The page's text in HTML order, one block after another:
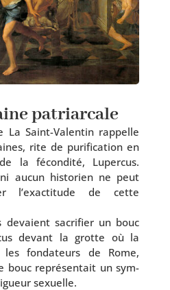
patriarcale
La Saint-Valentin rap­pelle
rite de puri­fi­ca­tion en
la fécon­di­té, Lupercus.
aucun his­to­rien ne peut
l’exac­ti­tude de cette
devaient sacri­fier un bouc
devant la grotte où la
fon­da­teurs de Rome,
bouc repré­sen­tait un sym­
sexuelle.